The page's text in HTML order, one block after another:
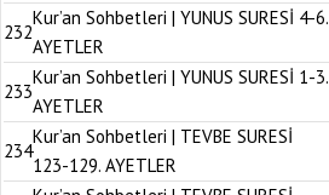
232
Kur’an Sohbetleri | YUNUS SURESİ 4-6.
AYETLER
233
Kur’an Sohbetleri | YUNUS SURESİ 1-3.
AYETLER
234
Kur’an Sohbetleri | TEVBE SURESİ
123-129. AYETLER